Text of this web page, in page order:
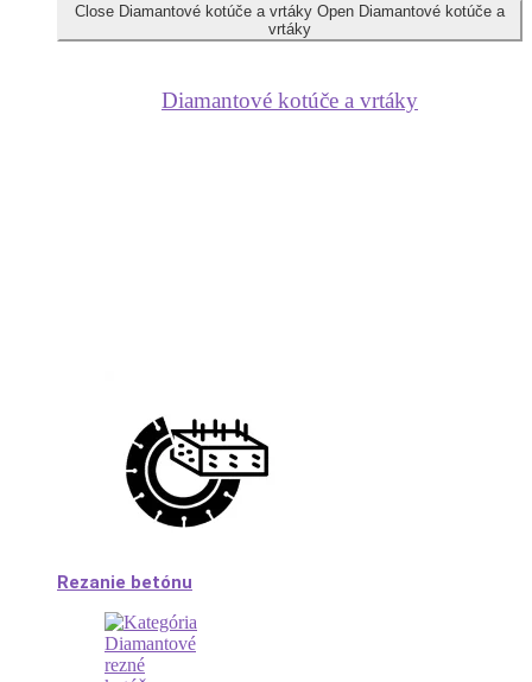
Close Diamantové kotúče a vrtáky Open Diamantové kotúče a
vrtáky
Diamantové kotúče a vrtáky
Rezanie betónu